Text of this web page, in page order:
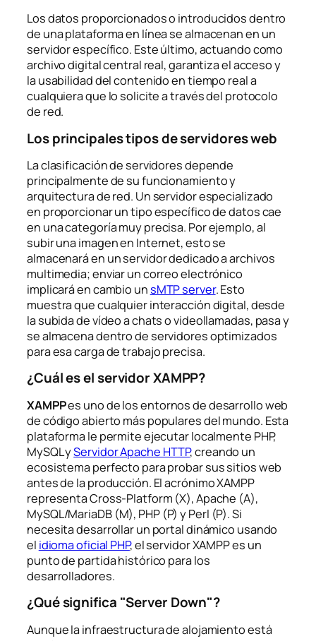
Los datos proporcionados o introducidos dentro
de una plataforma en línea se almacenan en un
servidor específico. Este último, actuando como
archivo digital central real, garantiza el acceso y
la usabilidad del contenido en tiempo real a
cualquiera que lo solicite a través del protocolo
de red.
Los principales tipos de servidores web
La clasificación de servidores depende
principalmente de su funcionamiento y
arquitectura de red. Un servidor especializado
en proporcionar un tipo específico de datos cae
en una categoría muy precisa. Por ejemplo, al
subir una imagen en Internet, esto se
almacenará en un servidor dedicado a archivos
multimedia; enviar un correo electrónico
implicará en cambio unsMTP server. Esto
muestra que cualquier interacción digital, desde
la subida de vídeo a chats o videollamadas, pasa y
se almacena dentro de servidores optimizados
para esa carga de trabajo precisa.
¿Cuál es el servidor XAMPP?
XAMPPes uno de los entornos de desarrollo web
de código abierto más populares del mundo. Esta
plataforma le permite ejecutar localmente PHP,
MySQL yServidor Apache HTTP, creando un
ecosistema perfecto para probar sus sitios web
antes de la producción. El acrónimo XAMPP
representa Cross-Platform (X), Apache (A),
MySQL/MariaDB (M), PHP (P) y Perl (P). Si
necesita desarrollar un portal dinámico usando
el idioma oficial PHP, el servidor XAMPP es un
punto de partida histórico para los
desarrolladores.
¿Qué significa "Server Down"?
Aunque la infraestructura de alojamiento está